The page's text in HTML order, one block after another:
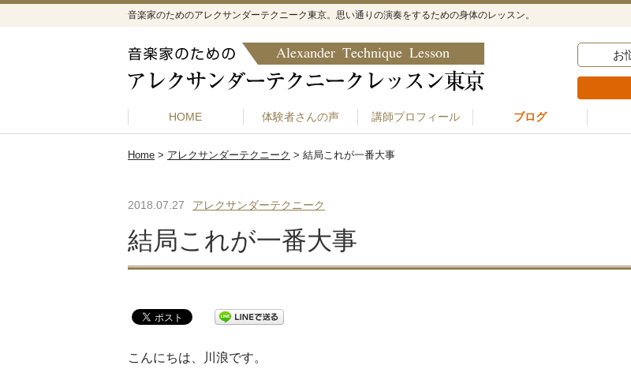
音楽家のためのアレクサンダーテクニーク東京。思い通りの演奏をするための身体のレッスン。
お
HOME 体験者さんの声 講師プロフィール ブログ
Home > アレクサンダーテクニーク > 結局これが一番大事
2018.07.27 アレクサンダーテクニーク
結局これが一番大事
こんにちは、川浪です。